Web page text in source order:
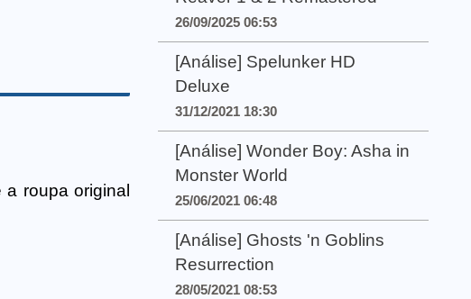
roupa original
26/09/2025 06:53
[Análise] Spelunker HD
Deluxe
31/12/2021 18:30
[Análise] Wonder Boy: Asha in
Monster World
25/06/2021 06:48
[Análise] Ghosts 'n Goblins
Resurrection
28/05/2021 08:53